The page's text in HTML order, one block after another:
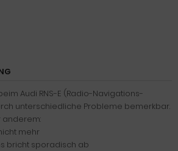
Audi RNS-E (Radio-Navigations-
unterschiedliche Probleme bemerkbar.
anderem:
mehr
bricht sporadisch ab